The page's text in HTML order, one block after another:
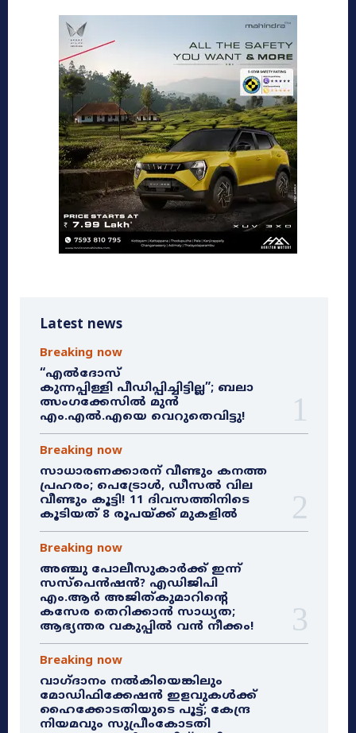
Latest news
Breaking now
“എൽദോസ്
കുന്നപ്പിള്ളി പീഡിപ്പിച്ചിട്ടില്ല”; ബലാ
ത്സംഗക്കേസിൽ മുൻ
എം.എൽ.എയെ വെറുതെവിട്ടു!
Breaking now
സാധാരണക്കാരന് വീണ്ടും കനത്ത
പ്രഹരം; പെട്രോൾ, ഡീസൽ വില
വീണ്ടും കൂട്ടി! 11 ദിവസത്തിനിടെ
കൂടിയത് 8 രൂപയ്ക്ക് മുകളിൽ
Breaking now
അഞ്ചു പോലീസുകാർക്ക് ഇന്ന്
സസ്‌പെൻഷൻ? എഡിജിപി
എം.ആർ അജിത്കുമാറിൻ്റെ
കസേര തെറിക്കാൻ സാധ്യത;
ആഭ്യന്തര വകുപ്പിൽ വൻ നീക്കം!
Breaking now
വാഗ്ദാനം നൽകിയെങ്കിലും
മോഡിഫിക്കേഷൻ ഇളവുകൾക്ക്
ഹൈക്കോടതിയുടെ പൂട്ട്; കേന്ദ്ര
നിയമവും സുപ്രീംകോടതി